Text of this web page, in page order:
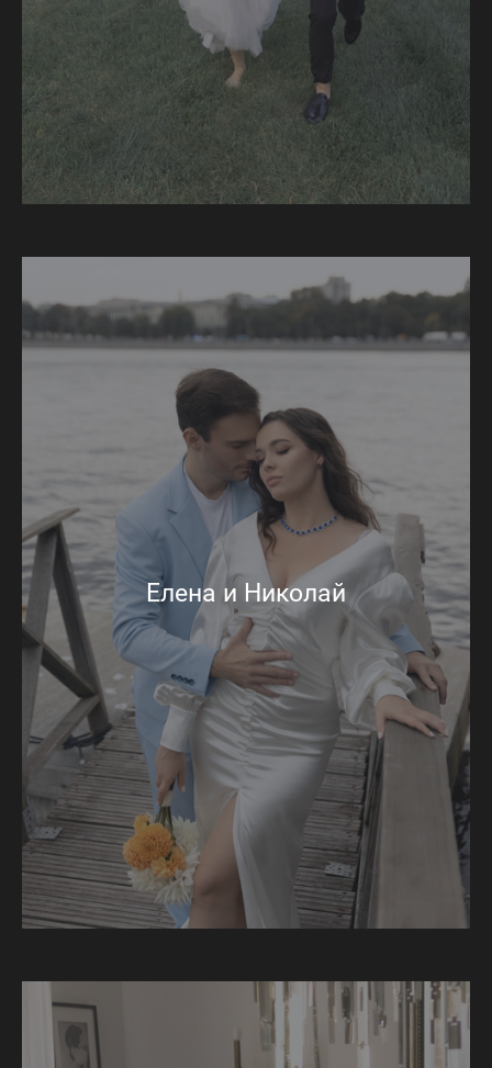
Елена и Николай